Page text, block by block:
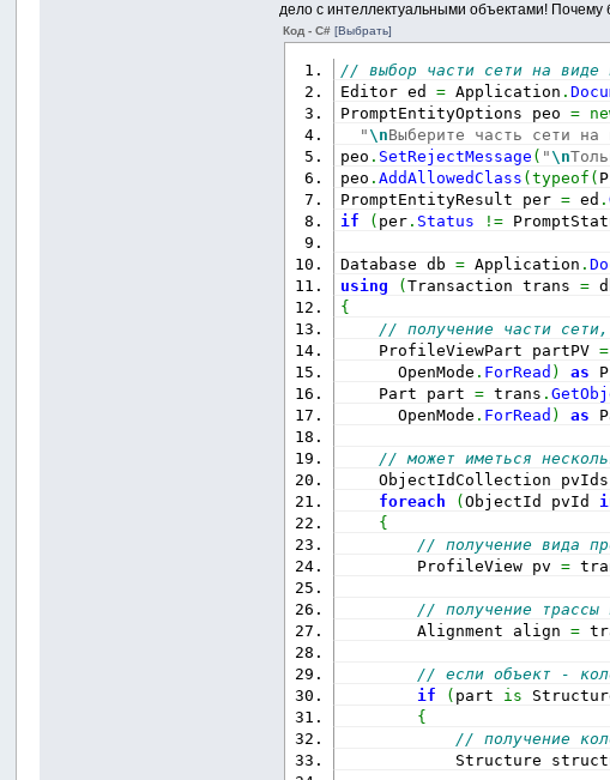
дело с интеллектуальными объектами!
Код - C#[Выбрать]
// выбор части сети на виде
Editor ed = Application .
PromptEntityOptions peo =
"\nВыберите часть сети
peo . SetRejectMessage ( "\n
peo .AddAllowedClass (typeof (
PromptEntityResult per = ed .
if
( per . Status !=
Database db = Application .
using
(Transaction trans =
{
// получение части сети,
ProfileViewPart partPV =
OpenMode . ForRead ) as
Part part = trans .
OpenMode . ForRead ) as
// может иметься
ObjectIdCollection
foreach
(ObjectId pvId
{
// получение вида
ProfileView pv =
// получение трассы
Alignment align =
// если объект -
if
( part is
{
// получение
Structure